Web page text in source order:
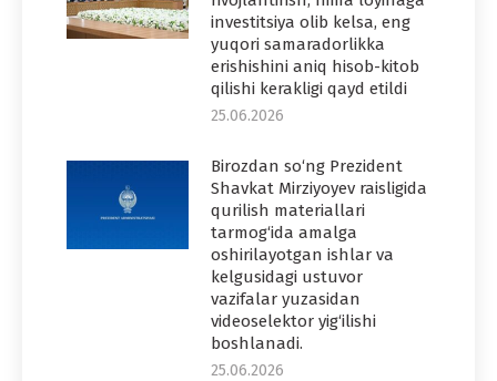
investitsiya olib kelsa, eng
yuqori samaradorlikka
erishishini aniq hisob-kitob
qilishi kerakligi qayd etildi
25.06.2026
Birozdan so‘ng Prezident
Shavkat Mirziyoyev raisligida
qurilish materiallari
tarmog‘ida amalga
oshirilayotgan ishlar va
kelgusidagi ustuvor
vazifalar yuzasidan
videoselektor yig‘ilishi
boshlanadi.
25.06.2026